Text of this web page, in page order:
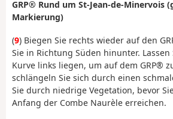
GRP® Rund um St-Jean-de-Minervois
Markierung)
(9) Biegen Sie rechts wieder auf den
Sie in Richtung Süden hinunter.
Kurve links liegen, um auf dem GRP®
schlängeln Sie sich durch einen
Sie durch niedrige Vegetation, bevor
Anfang der Combe Naurèle erreichen.